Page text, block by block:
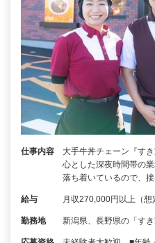
仕事内容
大手牛丼チェーン『す
心とした深夜時間帯の
落ち着いているので、
給与 月収270,000円以上（想
勤務地 新潟県、長野県の「す